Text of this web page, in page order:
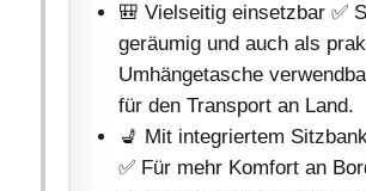
🎒 Vielseitig einsetzbar ✅
geräumig und auch als
Umhängetasche
für den Transport an Land.
💺 Mit integriertem
✅ Für mehr Komfort an